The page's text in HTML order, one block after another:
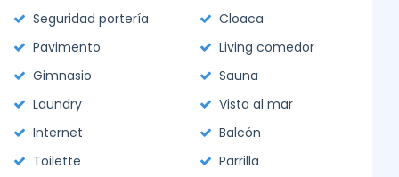
Seguridad portería
Cloaca
Pavimento
Living comedor
Gimnasio
Sauna
Laundry
Vista al mar
Internet
Balcón
Toilette
Parrilla